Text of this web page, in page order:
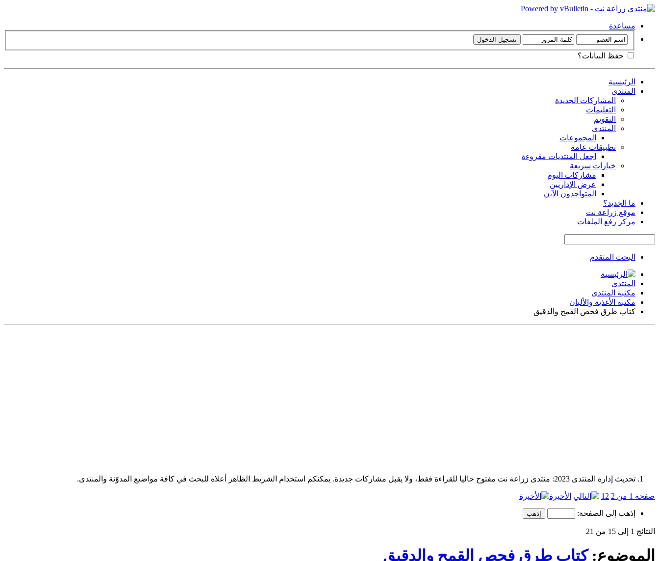
مساعدة
حفظ البيانات؟
الرئيسية
المنتدى
المشاركات الجديدة
التعليمات
التقويم
المنتدى
المجموعات
تطبيقات عامة
اجعل المنتديات مقروءة
خيارات سريعة
مشاركات اليوم
عرض الإداريين
المتواجدون الآ،ن
ما الجديد؟
موقع زراعة نت
مركز رفع الملفات
البحث المتقدم
المنتدى
مكتبة المنتدى
مكتبة الأغذية والألبان
كتاب طرق فحص القمح والدقيق
تحديث إدارة المنتدى 2023: منتدى زراعة نت مفتوح حاليا للقراءة فقط، ولا يقبل مشاركات جديدة. يمكنكم استخدام الشريط الظاهر أعلاه للبحث في كافة مواضيع المدوّنة والمنتدى.
صفحة 1 من 2 1 2 الأخيرة
إذهب إلى الصفحة:
النتائج 1 إلى 15 من 21
الموضوع:كتاب طرق فحص القمح والدقيق